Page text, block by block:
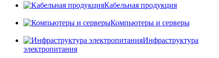
Кабельная продукция
Компьютеры и серверы
Инфраструктура
электропитания